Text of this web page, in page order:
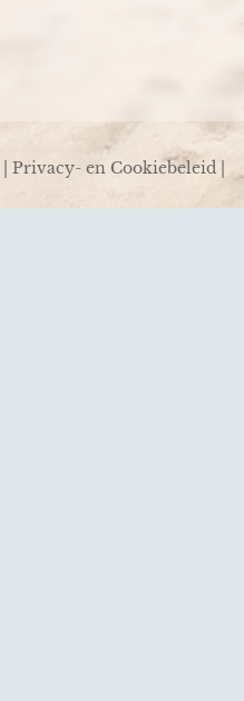
Privacy- en Cookiebeleid